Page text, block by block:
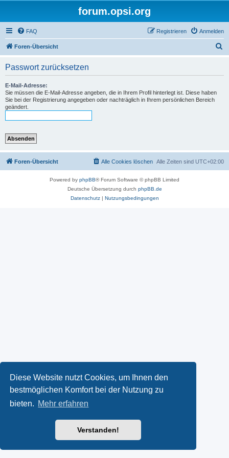
Diese Website nutzt Cookies, um Ihnen den
bestmöglichen Komfort bei der Nutzung zu
bieten. Mehr erfahren
Verstanden!
forum.opsi.org
FAQ Anmelden
Registrieren
Foren-Übersicht
Passwort zurücksetzen
E-Mail-Adresse:
Sie müssen die E-Mail-Adresse angeben, die in Ihrem Profil hinterlegt ist. Diese haben
Sie bei der Registrierung angegeben oder nachträglich in Ihrem persönlichen Bereich
geändert.
Foren-Übersicht Alle Zeiten sind UTC+02:00
Alle Cookies löschen
Powered by phpBB® Forum Software © phpBB Limited
Deutsche Übersetzung durch phpBB.de
Datenschutz| Nutzungsbedingungen